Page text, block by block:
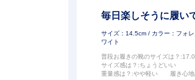
毎日楽しそうに履い
サイズ：14.5cm / カラー：フォ
ワイト
普段お履きの靴のサイズは？
サイズ感は？ :ちょうどいい
重量感は？ :やや軽い 履き心地